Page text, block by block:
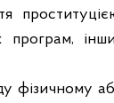
програм,
фізичному